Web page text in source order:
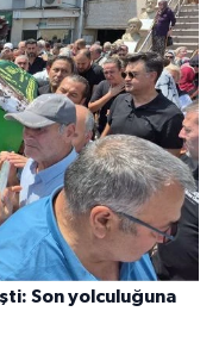
Son yolculuğuna